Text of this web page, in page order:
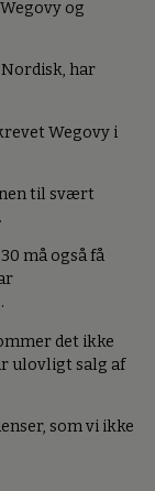
og
har
Wegovy i
til svært
må også få
det ikke
ulovligt salg af
som vi ikke